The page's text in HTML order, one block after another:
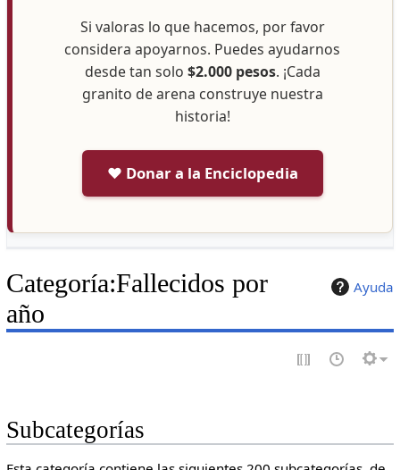
Si valoras lo que hacemos, por favor
considera apoyarnos. Puedes ayudarnos
desde tan solo $2.000 pesos. ¡Cada
granito de arena construye nuestra
historia!
❤️ Donar a la Enciclopedia
Ayuda
Categoría:Fallecidos por
año
Subcategorías